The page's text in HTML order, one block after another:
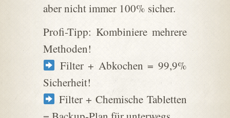
aber nicht immer 100% sicher.
Profi-Tipp: Kombiniere mehrere
Methoden!
Filter + Abkochen = 99,9%
Sicherheit!
Filter + Chemische Tabletten